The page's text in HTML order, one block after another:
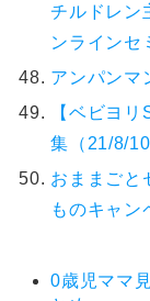
チルドレン
ンラインセ
アンパンマ
【ベビヨ
集（21/8/10
おままごと
ものキャン
0歳児ママ